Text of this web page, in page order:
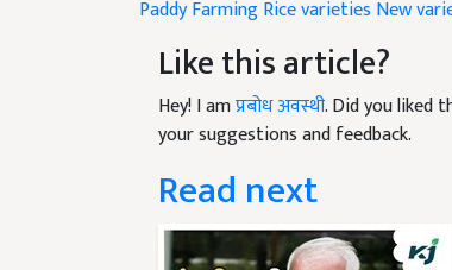
Like this article?
Hey! I amप्रबोध अवस्थी. Did you liked
your suggestions and feedback.
Read next